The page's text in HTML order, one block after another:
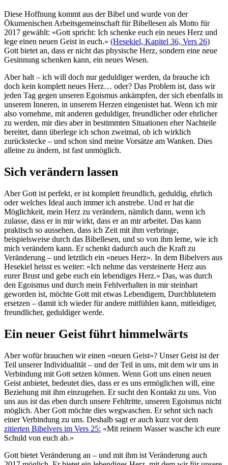
Diese Hoffnung kommt aus der Bibel und wurde von der
Ökumenischen Arbeitsgemeinschaft für Bibellesen als Motto für
2017 gewählt: «Gott spricht: Ich schenke euch ein neues Herz und
lege einen neuen Geist in euch.» (Hesekiel, Kapitel 36, Vers 26)
Gott bietet an, dass er nicht das physische Herz, sondern eine neue
Gesinnung schenken kann, ein neues Wesen.
Aber halt – ich will doch nur geduldiger werden, da brauche ich
doch kein komplett neues Herz… oder? Das Problem ist, dass wir
jeden Tag gegen unseren Egoismus ankämpfen, der sich ebenfalls in
unserem Inneren, in unserem Herzen eingenistet hat. Wenn ich mir
also vornehme, mit anderen geduldiger, freundlicher oder ehrlicher
zu werden, mir dies aber in bestimmten Situationen eher Nachteile
bereitet, dann überlege ich schon zweimal, ob ich wirklich
zurückstecke – und schon sind meine Vorsätze am Wanken. Dies
alleine zu ändern, ist fast unmöglich.
Sich verändern lassen
Aber Gott ist perfekt, er ist komplett freundlich, geduldig, ehrlich
oder welches Ideal auch immer ich anstrebe. Und er hat die
Möglichkeit, mein Herz zu verändern, nämlich dann, wenn ich
zulasse, dass er in mir wirkt, dass er an mir arbeitet. Das kann
praktisch so aussehen, dass ich Zeit mit ihm verbringe,
beispielsweise durch das Bibellesen, und so von ihm lerne, wie ich
mich verändern kann. Er schenkt dadurch auch die Kraft zu
Veränderung – und letztlich ein «neues Herz». In dem Bibelvers aus
Hesekiel heisst es weiter: «Ich nehme das versteinerte Herz aus
eurer Brust und gebe euch ein lebendiges Herz.» Das, was durch
den Egoismus und durch mein Fehlverhalten in mir steinhart
geworden ist, möchte Gott mit etwas Lebendigem, Durchblutetem
ersetzen – damit ich wieder für andere mitfühlen kann, mitleidiger,
freundlicher, geduldiger werde.
Ein neuer Geist führt himmelwärts
Aber wofür brauchen wir einen «neuen Geist»? Unser Geist ist der
Teil unserer Individualität – und der Teil in uns, mit dem wir uns in
Verbindung mit Gott setzen können. Wenn Gott uns einen neuen
Geist anbietet, bedeutet dies, dass er es uns ermöglichen will, eine
Beziehung mit ihm einzugehen. Er sucht den Kontakt zu uns. Von
uns aus ist das eben durch unsere Fehltritte, unseren Egoismus nicht
möglich. Aber Gott möchte dies wegwaschen. Er sehnt sich nach
einer Verbindung zu uns. Deshalb sagt er auch kurz vor dem
zitierten Bibelvers im Vers 25: «Mit reinem Wasser wasche ich eure
Schuld von euch ab.»
Gott bietet Veränderung an – und mit ihm ist Veränderung auch